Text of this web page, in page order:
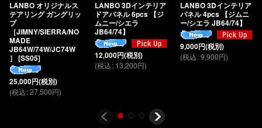
LANBO オリジナルス
テアリング ガングリッ
プ
［JIMNY/SIERRA/NO
MADE
JB64W/74W/JC74W
］ [SS05]
25,000円(税別)
(税込:27,500円)
LANBO 3Dインテリア
ドアパネル 6pcs 【ジ
ムニー/シエラ
JB64/74】
12,000円(税別)
(税込: 13,200円)
LANBO 3Dインテリア
パネル 4pcs 【ジムニ
ー/シエラ JB64/74】
9,000円(税別)
(税込:9,900円)